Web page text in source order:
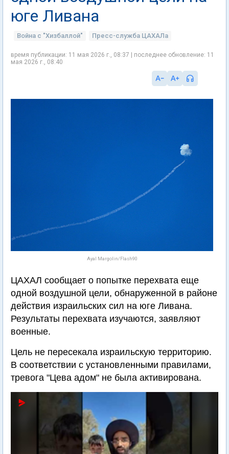
юге Ливана
Война с "Хизбаллой" Пресс-служба ЦАХАЛа
время публикации: 11 мая 2026 г., 08:37 | последнее обновление: 11
мая 2026 г., 08:40
Ayal Margolin/Flash90
ЦАХАЛ сообщает о попытке перехвата еще
одной воздушной цели, обнаруженной в районе
действия израильских сил на юге Ливана.
Результаты перехвата изучаются, заявляют
военные.
Цель не пересекала израильскую территорию.
В соответствии с установленными правилами,
тревога "Цева адом" не была активирована.